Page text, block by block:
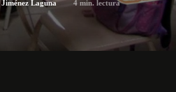
Laguna 4 min. lectura